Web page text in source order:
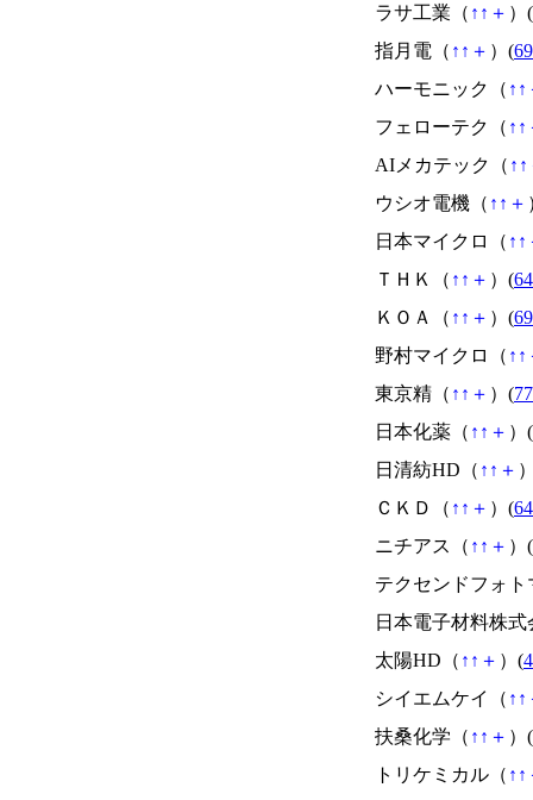
ラサ工業（ ↑ ↑ ＋ ）(
指月電（ ↑ ↑ ＋ ）(
ハーモニック（ ↑ ↑
フェローテク（ ↑ ↑
AIメカテック（ ↑ ↑
ウシオ電機（ ↑ ↑ ＋
日本マイクロ（ ↑ ↑
ＴＨＫ（ ↑ ↑ ＋ ）(
ＫＯＡ（ ↑ ↑ ＋ ）(
野村マイクロ（ ↑ ↑
東京精（ ↑ ↑ ＋ ）(
日本化薬（ ↑ ↑ ＋ ）(
日清紡HD（ ↑ ↑ ＋
ＣＫＤ（ ↑ ↑ ＋ ）(
ニチアス（ ↑ ↑ ＋ ）(
テクセンドフォト
日本電子材料株式
太陽HD（ ↑ ↑ ＋ ）(
シイエムケイ（ ↑ ↑
扶桑化学（ ↑ ↑ ＋ ）(
トリケミカル（ ↑ ↑